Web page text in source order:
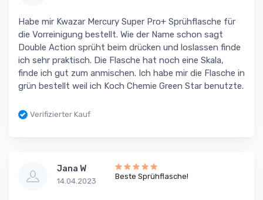
Habe mir Kwazar Mercury Super Pro+ Sprühflasche für
die Vorreinigung bestellt. Wie der Name schon sagt
Double Action sprüht beim drücken und loslassen finde
ich sehr praktisch. Die Flasche hat noch eine Skala,
finde ich gut zum anmischen. Ich habe mir die Flasche in
grün bestellt weil ich Koch Chemie Green Star benutzte.
Verifizierter Kauf
Jana W
14.04.2023
Beste Sprühflasche!